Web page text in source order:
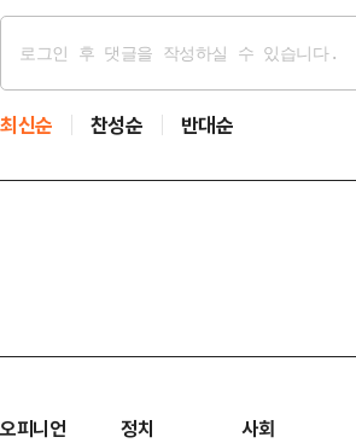
최신순 찬성순 반대순
오피니언 정치 사회